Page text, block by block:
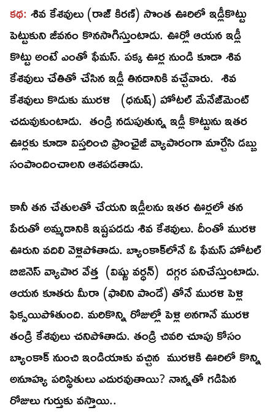
కథ: శివ కేశవులు (రాజ్‌ కిరణ్‌) సొంత ఊరిలో ఇడ్లీకొట్టు
పెట్టుకుని జీవనం కొనసాగిస్తుంటాడు. ఊర్లో ఆయన ఇడ్లీ
కొట్టు అంటే ఎంతో ఫేమస్‌. పక్క ఊర్ల నుండి కూడా శివ
కేశవులు చేతితో చేసిన ఇడ్లీ తినడానికి వచ్చేవారు. శివ
కేశవులు కొడుకు మురళి (ధనుష్‌) హోటల్‌ మేనేజ్‌మెంట్‌
చదువుకుంటాడు. తండ్రి నడుపుతున్న ఇడ్లీ కొట్టును ఇతర
ఊర్లకు కూడా విస్తరించి ఫ్రాంఛైజీ వ్యాపారంగా మార్చేసి డబ్బు
సంపాందించాలని ఆశపడతాడు.
కానీ తన చేతులతో చేయని ఇడ్లీలను ఇతర ఊర్లలో తన
పేరుతో అమ్మడానికి ఇష్టపడడు శివ కేశవులు. దీంతో మురళి
ఊరుని వదిలి వెళ్లిపోతాడు. బ్యాంకాక్‌లోనే ఓ ఫేమస్‌ హోటల్‌
బిజినెస్‌ వ్యాపార వేత్త (విష్ణు వర్ధన్‌) దగ్గర పనిచేస్తుంటాడు.
ఆయన కూతరు మీరా (ఫాలిని పాండే) తోనే మురళి పెళ్లి
ఫిక్సయిపోతుంది. మరికొన్ని రోజుల్లో పెళ్లి అనగానే మురళి
తండ్రి కేశవులు చనిపోతాడు. తండ్రి చివరి చూపు కోసం
బ్యాంకాక్‌ నుంచి ఇండియాకు వచ్చిన మురళికి ఊరిలో కొన్ని
అనూహ్య పరిస్థితులు ఎదురవుతాయి? నాన్నతో గడిపిన
రోజులు గుర్తుకు వస్తాయి..